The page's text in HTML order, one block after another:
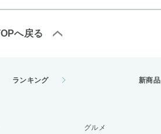
へ戻る
ランキング 新商品
グルメ